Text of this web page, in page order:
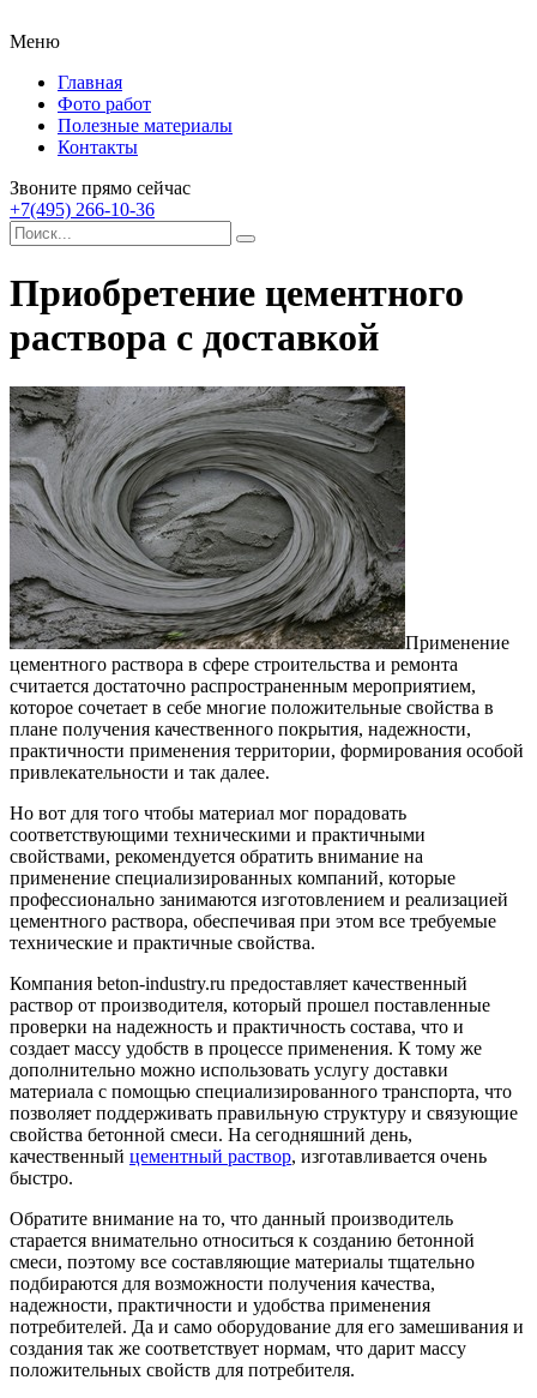
Меню
Главная
Фото работ
Полезные материалы
Контакты
Звоните прямо сейчас
+7(495) 266-10-36
Приобретение цементного
раствора с доставкой
Применение
цементного раствора в сфере строительства и ремонта
считается достаточно распространенным мероприятием,
которое сочетает в себе многие положительные свойства в
плане получения качественного покрытия, надежности,
практичности применения территории, формирования особой
привлекательности и так далее.
Но вот для того чтобы материал мог порадовать
соответствующими техническими и практичными
свойствами, рекомендуется обратить внимание на
применение специализированных компаний, которые
профессионально занимаются изготовлением и реализацией
цементного раствора, обеспечивая при этом все требуемые
технические и практичные свойства.
Компания beton-industry.ru предоставляет качественный
раствор от производителя, который прошел поставленные
проверки на надежность и практичность состава, что и
создает массу удобств в процессе применения. К тому же
дополнительно можно использовать услугу доставки
материала с помощью специализированного транспорта, что
позволяет поддерживать правильную структуру и связующие
свойства бетонной смеси. На сегодняшний день,
качественный цементный раствор, изготавливается очень
быстро.
Обратите внимание на то, что данный производитель
старается внимательно относиться к созданию бетонной
смеси, поэтому все составляющие материалы тщательно
подбираются для возможности получения качества,
надежности, практичности и удобства применения
потребителей. Да и само оборудование для его замешивания и
создания так же соответствует нормам, что дарит массу
положительных свойств для потребителя.